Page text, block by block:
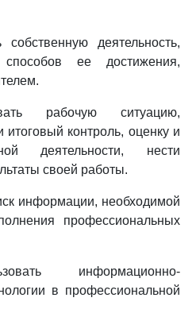
деятельность,
ее достижения,
рабочую ситуацию,
итоговый контроль, оценку и
деятельности, нести
своей работы.
информации, необходимой
профессиональных
информационно-
в профессиональной